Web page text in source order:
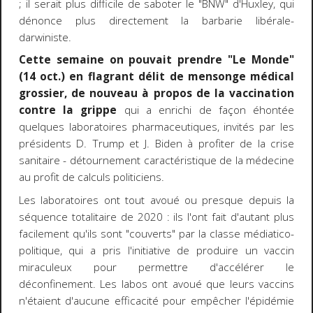
; il serait plus difficile de saboter le "BNW" d'Huxley, qui
dénonce plus directement la barbarie libérale-
darwiniste.
Cette semaine on pouvait prendre "Le Monde"
(14 oct.) en flagrant délit de mensonge médical
grossier, de nouveau à propos de la vaccination
contre la grippe qui a enrichi de façon éhontée
quelques laboratoires pharmaceutiques, invités par les
présidents D. Trump et J. Biden à profiter de la crise
sanitaire - détournement caractéristique de la médecine
au profit de calculs politiciens.
Les laboratoires ont tout avoué ou presque depuis la
séquence totalitaire de 2020 : ils l'ont fait d'autant plus
facilement qu'ils sont "couverts" par la classe médiatico-
politique, qui a pris l'initiative de produire un vaccin
miraculeux pour permettre d'accélérer le
déconfinement. Les labos ont avoué que leurs vaccins
n'étaient d'aucune efficacité pour empêcher l'épidémie